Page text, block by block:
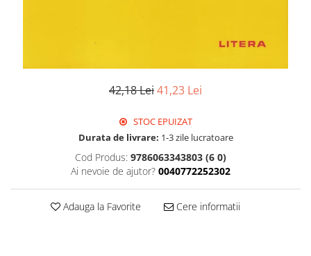
42,18 Lei41,23 Lei
STOC EPUIZAT
Durata de livrare: 1-3 zile lucratoare
Cod Produs: 9786063343803 (6 0)
Ai nevoie de ajutor? 0040772252302
Adauga la Favorite Cere informatii